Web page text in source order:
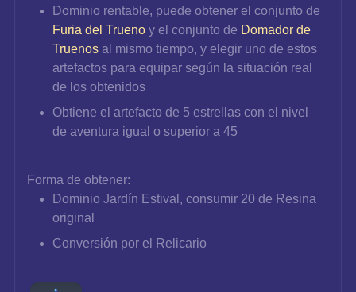
Dominio rentable, puede obtener el conjunto de
Furia del Trueno y el conjunto de Domador de
Truenos al mismo tiempo, y elegir uno de estos
artefactos para equipar según la situación real
de los obtenidos
Obtiene el artefacto de 5 estrellas con el nivel
de aventura igual o superior a 45
Forma de obtener:
Dominio Jardín Estival, consumir 20 de Resina
original
Conversión por el Relicario